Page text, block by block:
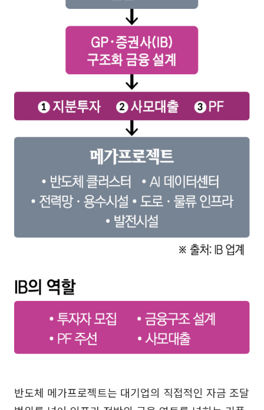
반도체 메가프로젝트는 대기업의 직접적인 자금 조달